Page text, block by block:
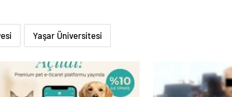
Yaşar Üniversitesi